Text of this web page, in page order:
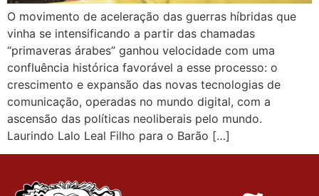
O movimento de aceleração das guerras híbridas que
vinha se intensificando a partir das chamadas
“primaveras árabes” ganhou velocidade com uma
confluência histórica favorável a esse processo: o
crescimento e expansão das novas tecnologias de
comunicação, operadas no mundo digital, com a
ascensão das políticas neoliberais pelo mundo.
Laurindo Lalo Leal Filho para o Barão […]